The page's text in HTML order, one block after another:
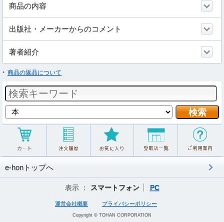
商品の内容
出版社・メーカーからのコメント
著者紹介
商品の返品について
e-honトップへ
表示 ： スマートフォン PC
運営会社概要 プライバシーポリシー
Copyright © TOHAN CORPORATION